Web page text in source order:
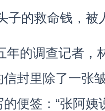
子的救命钱，被
年的调查记者，
封里除了一张
便签：“张阿姨